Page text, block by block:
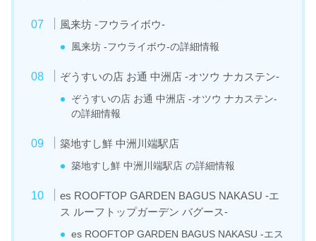
風来坊 -フウライボウ-
風来坊 -フウライボウ-の詳細情報
ぞうすいの店 お通 中洲店 -オツウ ナカステン-
ぞうすいの店 お通 中洲店 -オツウ ナカステン-
の詳細情報
築地すし鮮 中洲川端駅店
築地すし鮮 中洲川端駅店 の詳細情報
es ROOFTOP GARDEN BAGUS NAKASU -エ
ス ルーフトップガーデン バグース-
es ROOFTOP GARDEN BAGUS NAKASU -エス